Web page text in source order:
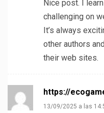
Nice post. I
challenging on
It’s always
other authors
their web sites.
https://
13/09/2025 a las